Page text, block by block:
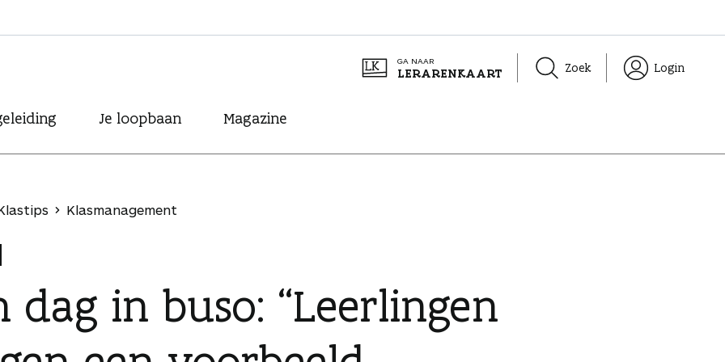
GA NAAR
LERARENKAART Zoek Login
Je loopbaan Magazine
Klasmanagement
dag in buso: “Leerlingen